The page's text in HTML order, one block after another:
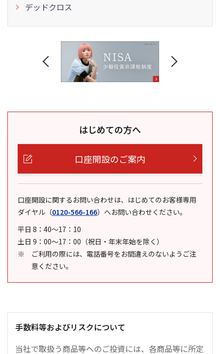
デッドクロス
はじめての方へ
口座開設のご案内
口座開設に関するお問い合わせは、はじめてのお客様専用
ダイヤル （0120-566-166） へお問い合わせください。
平日 8：40～17：10
土日 9：00～17：00（祝日・年末年始を除く）
ご利用の際には、電話番号をお間違えのないようご注
意ください。
手数料等およびリスクについて
当社で取扱う商品等へのご投資には、各商品等に所定